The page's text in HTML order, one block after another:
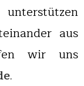
aus
wir uns
.